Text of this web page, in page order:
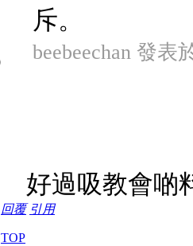
斥。
beebeechan 發表
好過吸教會啲
回覆 引用
TOP